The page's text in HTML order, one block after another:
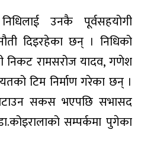
उनकै पूर्वसहयोगी
दिइरहेका छन् । निधिको
निकट रामसरोज यादव, गणेश
टिम निर्माण गरेका छन् ।
सकस भएपछि सभासद
सम्पर्कमा पुगेका